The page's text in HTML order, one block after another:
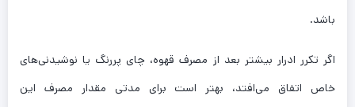
باشد.
اگر تکرر ادرار بیشتر بعد از مصرف قهوه، چای پررنگ یا نوشیدنی‌های
خاص اتفاق می‌افتد، بهتر است برای مدتی مقدار مصرف این